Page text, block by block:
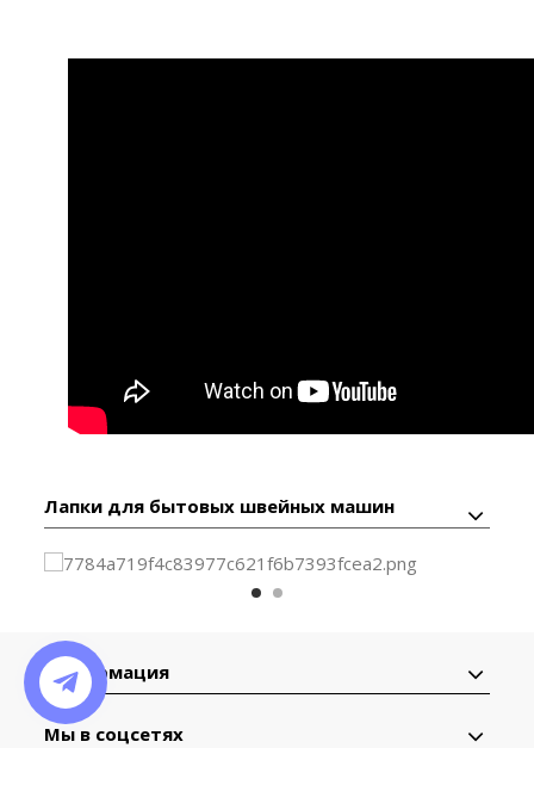
Лапки для бытовых швейных машин
Информация
Мы в соцсетях